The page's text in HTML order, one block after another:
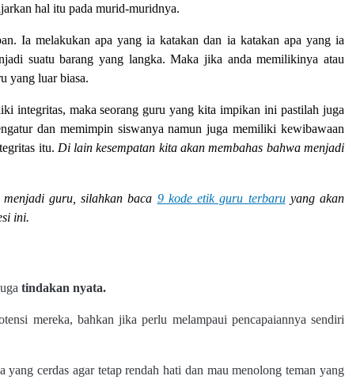
hal itu pada murid-muridnya.
Ia melakukan apa yang ia katakan dan ia katakan apa yang ia
suatu barang yang langka. Maka jika anda memilikinya atau
yang luar biasa.
integritas, maka seorang guru yang kita impikan ini pastilah juga
dan memimpin siswanya namun juga memiliki kewibawaan
itu. Di lain kesempatan kita akan membahas bahwa menjadi
guru, silahkan baca 9 kode etik guru terbaruyang akan
ini.
tindakan nyata.
mereka, bahkan jika perlu melampaui pencapaiannya sendiri
yang cerdas agar tetap rendah hati dan mau menolong teman yang